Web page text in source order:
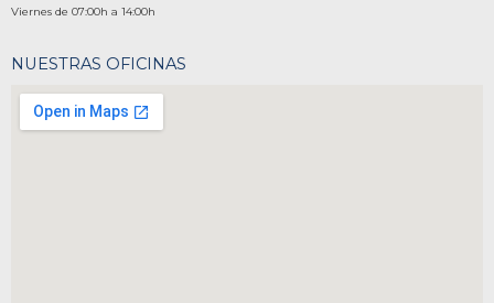
Viernes de 07:00h a 14:00h
NUESTRAS OFICINAS